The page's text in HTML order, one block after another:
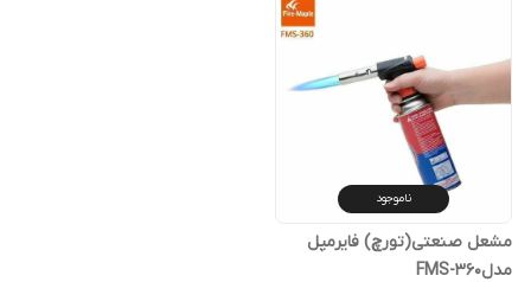
ناموجود
مشعل صنعتی(تورچ) فایرمپل
مدلFMS-360